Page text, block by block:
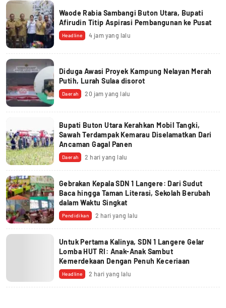
Waode Rabia Sambangi Buton Utara, Bupati
Afirudin Titip Aspirasi Pembangunan ke Pusat
Headline 4 jam yang lalu
Diduga Awasi Proyek Kampung Nelayan Merah
Putih, Lurah Sulaa disorot
Daerah 20 jam yang lalu
Bupati Buton Utara Kerahkan Mobil Tangki,
Sawah Terdampak Kemarau Diselamatkan Dari
Ancaman Gagal Panen
Daerah 2 hari yang lalu
Gebrakan Kepala SDN 1 Langere: Dari Sudut
Baca hingga Taman Literasi, Sekolah Berubah
dalam Waktu Singkat
Pendidikan 2 hari yang lalu
Untuk Pertama Kalinya, SDN 1 Langere Gelar
Lomba HUT RI: Anak-Anak Sambut
Kemerdekaan Dengan Penuh Keceriaan
Headline 2 hari yang lalu